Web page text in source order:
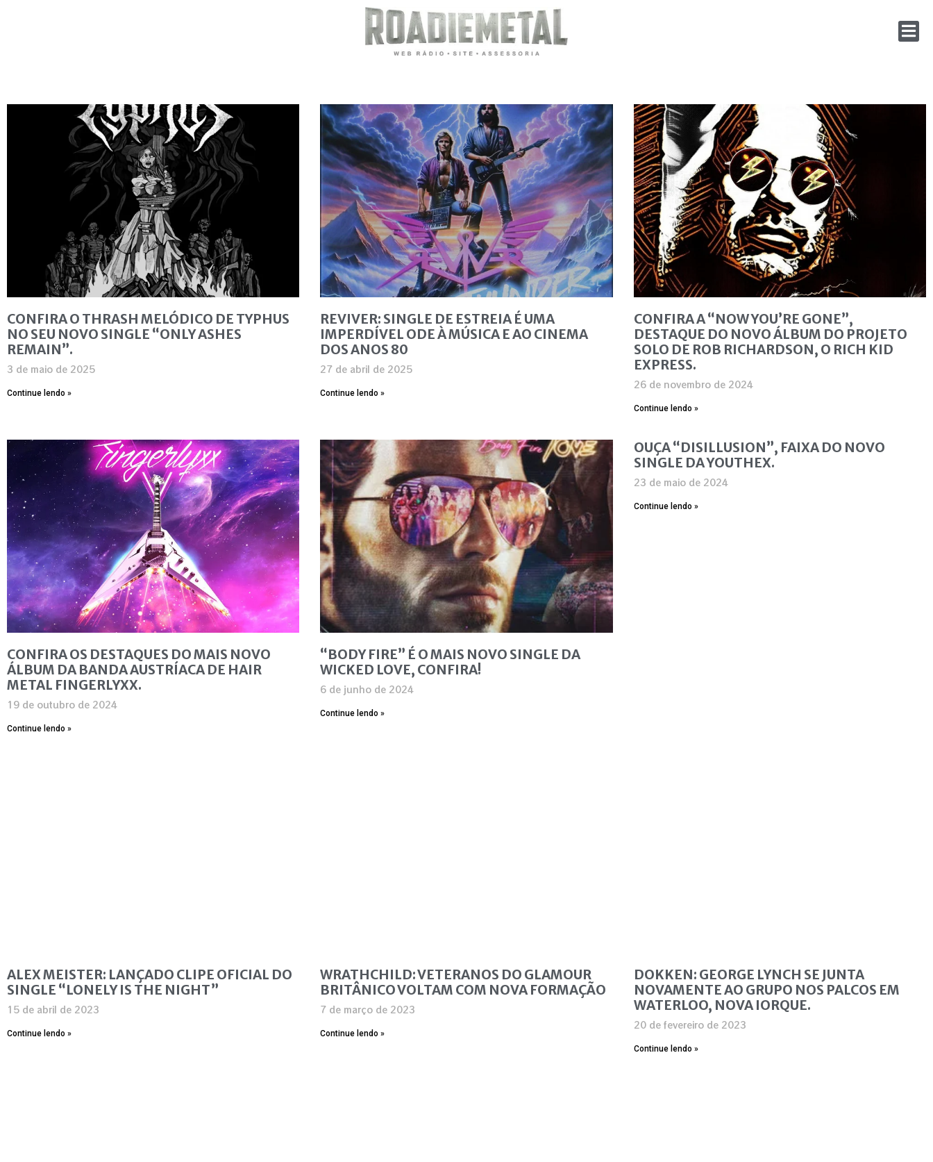
CONFIRA O THRASH MELÓDICO DE TYPHUS
NO SEU NOVO SINGLE “ONLY ASHES
REMAIN”.
3 de maio de 2025
Continue lendo »
REVIVER: SINGLE DE ESTREIA É UMA
IMPERDÍVEL ODE À MÚSICA E AO CINEMA
DOS ANOS 80
27 de abril de 2025
Continue lendo »
CONFIRA A “NOW YOU’RE GONE”,
DESTAQUE DO NOVO ÁLBUM DO PROJETO
SOLO DE ROB RICHARDSON, O RICH KID
EXPRESS.
26 de novembro de 2024
Continue lendo »
CONFIRA OS DESTAQUES DO MAIS NOVO
ÁLBUM DA BANDA AUSTRÍACA DE HAIR
METAL FINGERLYXX.
19 de outubro de 2024
Continue lendo »
“BODY FIRE” É O MAIS NOVO SINGLE DA
WICKED LOVE, CONFIRA!
6 de junho de 2024
Continue lendo »
OUÇA “DISILLUSION”, FAIXA DO NOVO
SINGLE DA YOUTHEX.
23 de maio de 2024
Continue lendo »
ALEX MEISTER: LANÇADO CLIPE OFICIAL DO
SINGLE “LONELY IS THE NIGHT”
15 de abril de 2023
Continue lendo »
WRATHCHILD: VETERANOS DO GLAMOUR
BRITÂNICO VOLTAM COM NOVA FORMAÇÃO
7 de março de 2023
Continue lendo »
DOKKEN: GEORGE LYNCH SE JUNTA
NOVAMENTE AO GRUPO NOS PALCOS EM
WATERLOO, NOVA IORQUE.
20 de fevereiro de 2023
Continue lendo »